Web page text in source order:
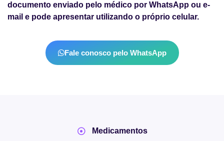
documento enviado pelo médico por WhatsApp ou e-
mail e pode apresentar utilizando o próprio celular.
Fale conosco pelo WhatsApp
Medicamentos